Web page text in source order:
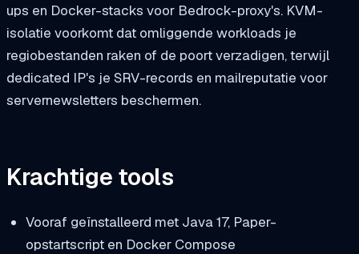
ups en Docker-stacks voor Bedrock-proxy's. KVM-
isolatie voorkomt dat omliggende workloads je
regiobestanden raken of de poort verzadigen, terwijl
dedicated IP's je SRV-records en mailreputatie voor
servernewsletters beschermen.
Krachtige tools
Vooraf geïnstalleerd met Java 17, Paper-
opstartscript en Docker Compose